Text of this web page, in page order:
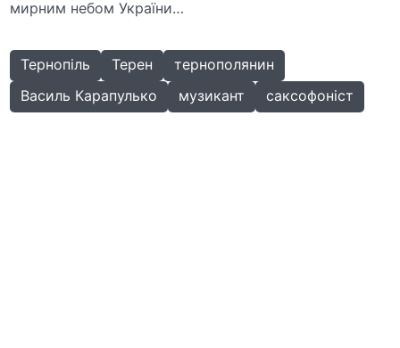
мирним небом України…
Тернопіль Терен
тернополянин
Василь Карапулько
музикант саксофоніст